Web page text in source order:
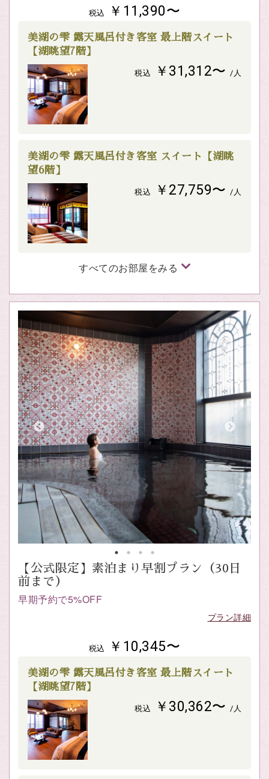
税込 ￥11,390〜
美湖の雫 露天風呂付き客室 最上階スイート
【湖眺望7階】
税込 ￥31,312〜 /人
美湖の雫 露天風呂付き客室 スイート【湖眺
望6階】
税込 ￥27,759〜 /人
すべてのお部屋をみる
【公式限定】素泊まり早割プラン（30日
前まで）
早期予約で5%OFF
プラン詳細
税込 ￥10,345〜
美湖の雫 露天風呂付き客室 最上階スイート
【湖眺望7階】
税込 ￥30,362〜 /人